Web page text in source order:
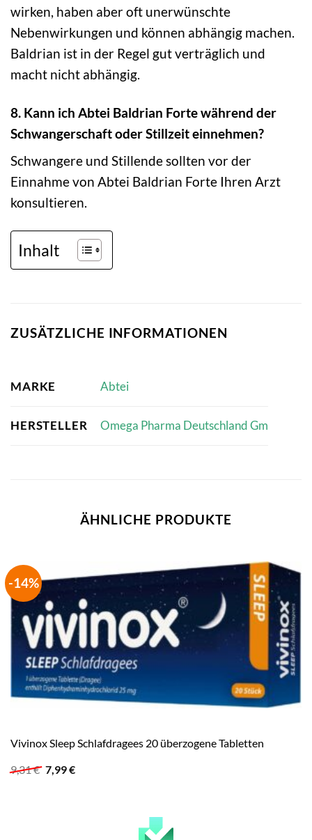
wirken, haben aber oft unerwünschte
Nebenwirkungen und können abhängig machen.
Baldrian ist in der Regel gut verträglich und
macht nicht abhängig.
8. Kann ich Abtei Baldrian Forte während der
Schwangerschaft oder Stillzeit einnehmen?
Schwangere und Stillende sollten vor der
Einnahme von Abtei Baldrian Forte Ihren Arzt
konsultieren.
Inhalt
ZUSÄTZLICHE INFORMATIONEN
MARKE Abtei
HERSTELLER Omega Pharma Deutschland Gm
ÄHNLICHE PRODUKTE
-14%
Vivinox Sleep Schlafdragees 20 überzogene Tabletten
9,31€ Ursprünglicher
Preis
7,99€Aktueller